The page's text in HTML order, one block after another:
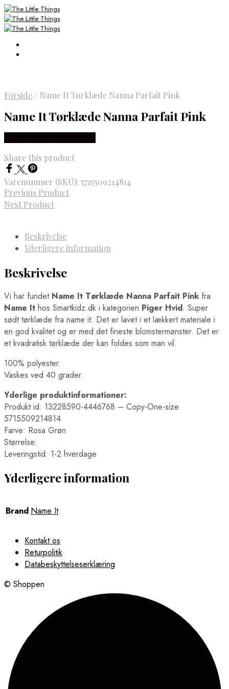
Forside / Name It Tørklæde Nanna Parfait Pink
Name It Tørklæde Nanna Parfait Pink
Share this product
Varenummer (SKU): 5715509214814
Previous Product
Next Product
Beskrivelse
Yderligere information
Beskrivelse
Vi har fundet Name It Tørklæde Nanna Parfait Pink fra
Name It hos Smartkidz.dk i kategorien Piger Hvid. Super
sødt tørklæde fra name it. Det er lavet i et lækkert materiale i
en god kvalitet og er med det fineste blomstermønster. Det er
et kvadratisk tørklæde der kan foldes som man vil.
100% polyester.
Vaskes ved 40 grader.
Yderlige produktinformationer:
Produkt id: 13228590-4446768 – Copy-One-size
5715509214814
Farve: Rosa Grøn
Størrelse:
Leveringstid: 1-2 hverdage
Yderligere information
Brand Name It
Kontakt os
Returpolitik
Databeskyttelseserklæring
© Shoppen